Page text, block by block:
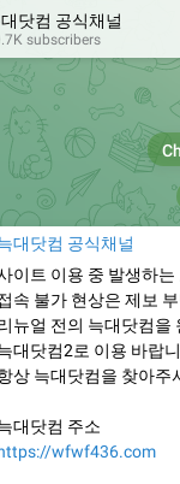
닷컴 공식채널
subscribers
대닷컴 공식채널
이트 이용 중 발생하는
속 불가 현상은 제보
뉴얼 전의 늑대닷컴을
대닷컴2로 이용 바랍
상 늑대닷컴을 찾아주
대닷컴 주소
wfwf436.com